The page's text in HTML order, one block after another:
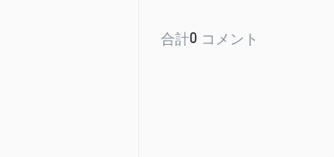
合計0 コメント